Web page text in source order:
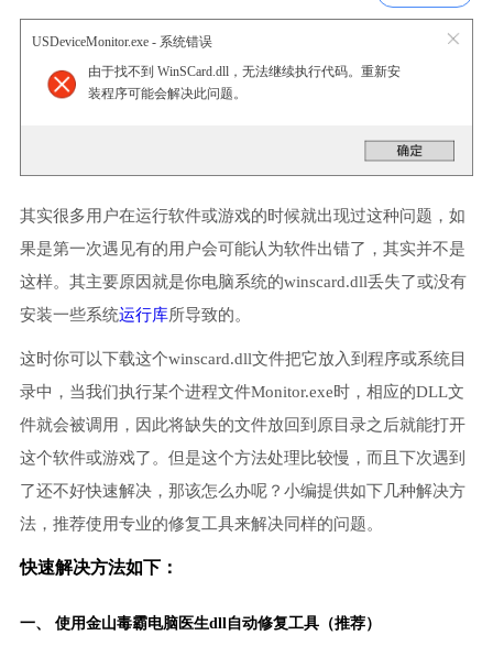
USDeviceMonitor.exe - 系统错误
由于找不到 WinSCard.dll，无法继续执行代码。重新安
装程序可能会解决此问题。
其实很多用户在运行软件或游戏的时候就出现过这种问题，如
果是第一次遇见有的用户会可能认为软件出错了，其实并不是
这样。其主要原因就是你电脑系统的winscard.dll丢失了或没有
安装一些系统运行库所导致的。
这时你可以下载这个winscard.dll文件把它放入到程序或系统目
录中，当我们执行某个进程文件Monitor.exe时，相应的DLL文
件就会被调用，因此将缺失的文件放回到原目录之后就能打开
这个软件或游戏了。但是这个方法处理比较慢，而且下次遇到
了还不好快速解决，那该怎么办呢？小编提供如下几种解决方
法，推荐使用专业的修复工具来解决同样的问题。
快速解决方法如下：
一、 使用金山毒霸电脑医生dll自动修复工具（推荐）